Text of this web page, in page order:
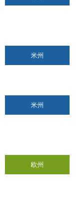
米州
米州
欧州